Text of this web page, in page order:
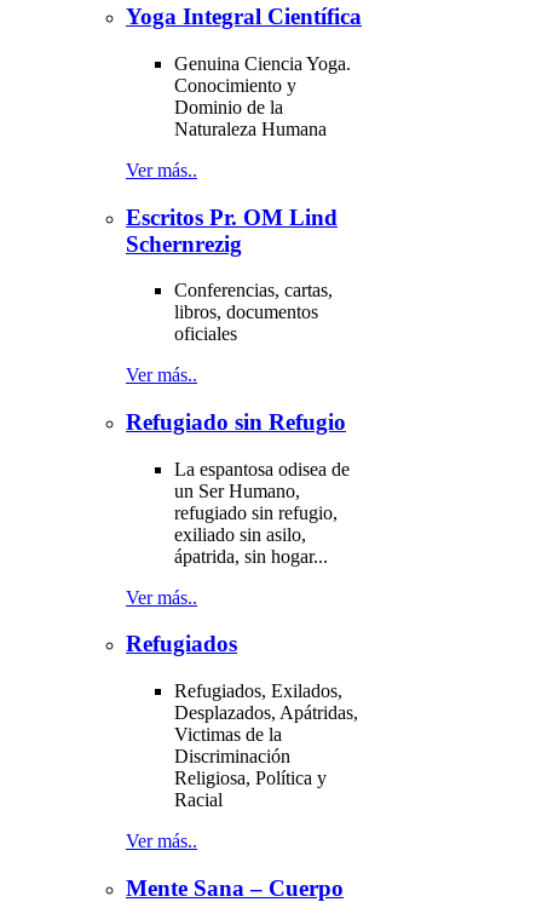
Yoga Integral Científica
Genuina Ciencia Yoga.
Conocimiento y
Dominio de la
Naturaleza Humana
Ver más..
Escritos Pr. OM Lind
Schernrezig
Conferencias, cartas,
libros, documentos
oficiales
Ver más..
Refugiado sin Refugio
La espantosa odisea de
un Ser Humano,
refugiado sin refugio,
exiliado sin asilo,
ápatrida, sin hogar...
Ver más..
Refugiados
Refugiados, Exilados,
Desplazados, Apátridas,
Victimas de la
Discriminación
Religiosa, Política y
Racial
Ver más..
Mente Sana – Cuerpo